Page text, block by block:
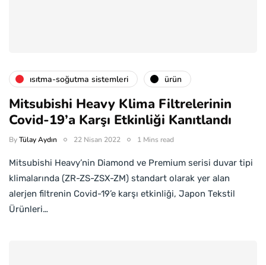
isıtma-soğutma sistemleri ürün
Mitsubishi Heavy Klima Filtrelerinin
Covid-19’a Karşı Etkinliği Kanıtlandı
ByTülay Aydın 22 Nisan 2022 1 Mins read
Mitsubishi Heavy’nin Diamond ve Premium serisi duvar tipi
klimalarında (ZR-ZS-ZSX-ZM) standart olarak yer alan
alerjen filtrenin Covid-19’e karşı etkinliği, Japon Tekstil
Ürünleri…